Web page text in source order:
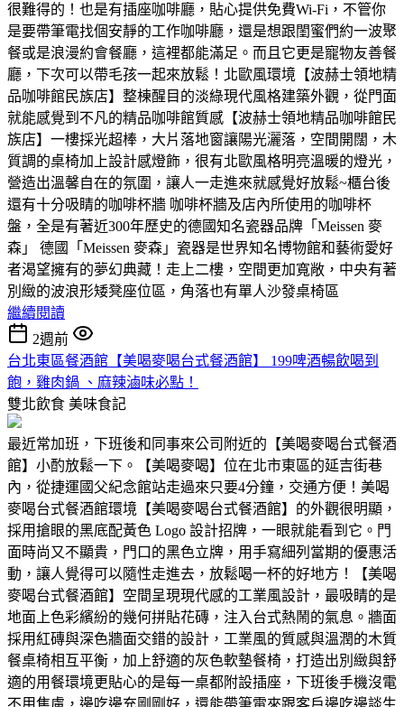
很難得的！也是有插座咖啡廳，貼心提供免費Wi-Fi，不管你
是要帶筆電找個安靜的工作咖啡廳，還是想跟閨蜜們約一波聚
餐或是浪漫約會餐廳，這裡都能滿足。而且它更是寵物友善餐
廳，下次可以帶毛孩一起來放鬆！北歐風環境【波赫士領地精
品咖啡館民族店】整棟醒目的淡綠現代風格建築外觀，從門面
就能感覺到不凡的精品咖啡館質感【波赫士領地精品咖啡館民
族店】一樓採光超棒，大片落地窗讓陽光灑落，空間開闊，木
質調的桌椅加上設計感燈飾，很有北歐風格明亮溫暖的燈光，
營造出溫馨自在的氛圍，讓人一走進來就感覺好放鬆~櫃台後
還有十分吸睛的咖啡杯牆 咖啡杯牆及店內所使用的咖啡杯
盤，全是有著近300年歷史的德國知名瓷器品牌「Meissen 麥
森」 德國「Meissen 麥森」瓷器是世界知名博物館和藝術愛好
者渴望擁有的夢幻典藏！走上二樓，空間更加寬敞，中央有著
別緻的波浪形矮凳座位區，角落也有單人沙發桌椅區
繼續閱讀
2週前
台北東區餐酒館【美喝麥喝台式餐酒館】 199啤酒暢飲喝到
飽，雞肉鍋 、麻辣滷味必點！
雙北飲食 美味食記
最近常加班，下班後和同事來公司附近的【美喝麥喝台式餐酒
館】小酌放鬆一下。【美喝麥喝】位在北市東區的延吉街巷
內，從捷運國父紀念館站走過來只要4分鐘，交通方便！美喝
麥喝台式餐酒館環境【美喝麥喝台式餐酒館】的外觀很明顯，
採用搶眼的黑底配黃色 Logo 設計招牌，一眼就能看到它。門
面時尚又不顯貴，門口的黑色立牌，用手寫細列當期的優惠活
動，讓人覺得可以隨性走進去，放鬆喝一杯的好地方！【美喝
麥喝台式餐酒館】空間呈現現代感的工業風設計，最吸睛的是
地面上色彩繽紛的幾何拼貼花磚，注入台式熱鬧的氣息。牆面
採用紅磚與深色牆面交錯的設計，工業風的質感與溫潤的木質
餐桌椅相互平衡，加上舒適的灰色軟墊餐椅，打造出別緻與舒
適的用餐環境更貼心的是每一桌都附設插座，下班後手機沒電
不用焦慮，邊吃邊充剛剛好，還能帶筆電來跟客戶邊吃邊談生